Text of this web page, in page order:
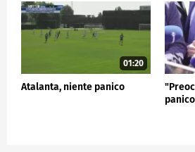
con la regia di Gioele Dix.
SPETTACOLO
01:20
Atalanta, niente panico